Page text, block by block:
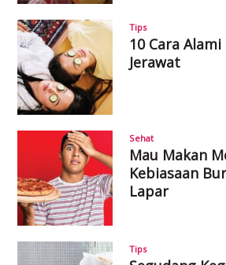
Tips
10 Cara
Jerawat
Sehat
Mau Makan
Kebiasaan
Lapar
Tips